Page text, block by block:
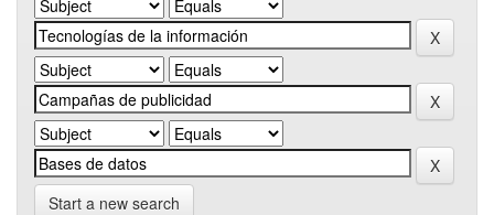
Start a new search